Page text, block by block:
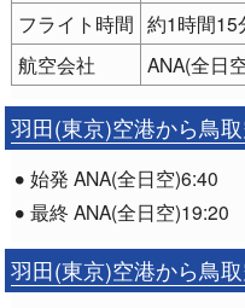
フライト時間 約1時間15
航空会社
ANA(全日
羽田(東京)空港から鳥
始発 ANA(全日空)6:40
最終 ANA(全日空)19:20
羽田(東京)空港から鳥